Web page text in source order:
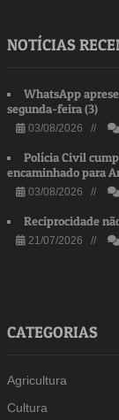
NOTÍCIAS
WhatsApp
segunda-feira (3)
03/08/2026 //
Polícia Civil
encaminhado para
03/08/2026 //
Reciprocidade
21/07/2026 //
CATEGORIAS
Agricultura
Cultura